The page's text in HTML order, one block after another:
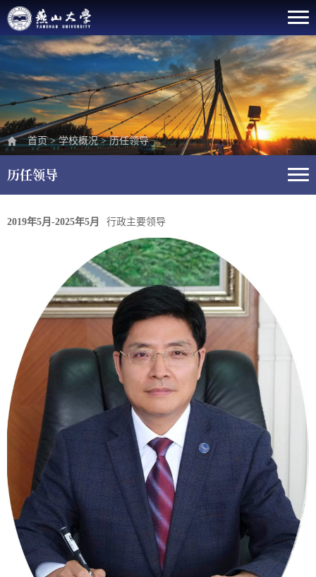
首页>学校概况>历任领导
历任领导
2019年5月-2025年5月 行政主要领导